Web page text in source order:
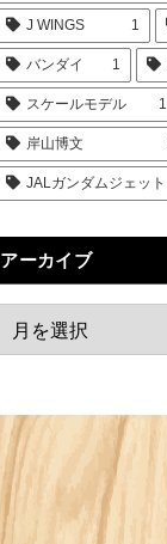
J WINGS 1
バンダイ 1
スケールモデル 1
岸山博文
JALガンダムジェット
アーカイブ